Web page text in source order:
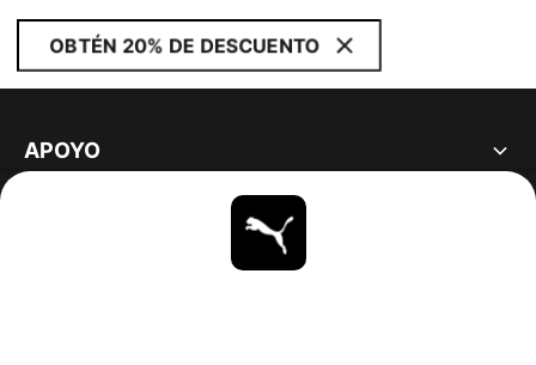
OBTÉN 20% DE DESCUENTO
APOYO